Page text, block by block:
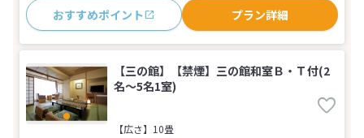
おすすめポイント プラン詳細
【三の館】【禁煙】三の館和室Ｂ・Ｔ付(2
名～5名1室)
【広さ】10畳